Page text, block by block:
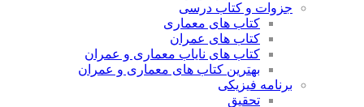
جزوات و کتاب درسی
کتاب های معماری
کتاب های عمران
کتاب های نایاب معماری و عمران
بهترین کتاب های معماری و عمران
برنامه فیزیکی
تحقیق